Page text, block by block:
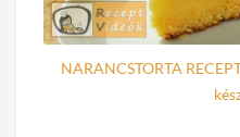
NARANCSTORTA